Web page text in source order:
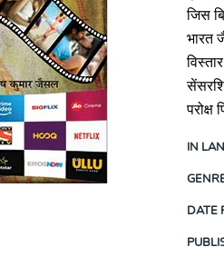
जिस
भारत
IN
DATE